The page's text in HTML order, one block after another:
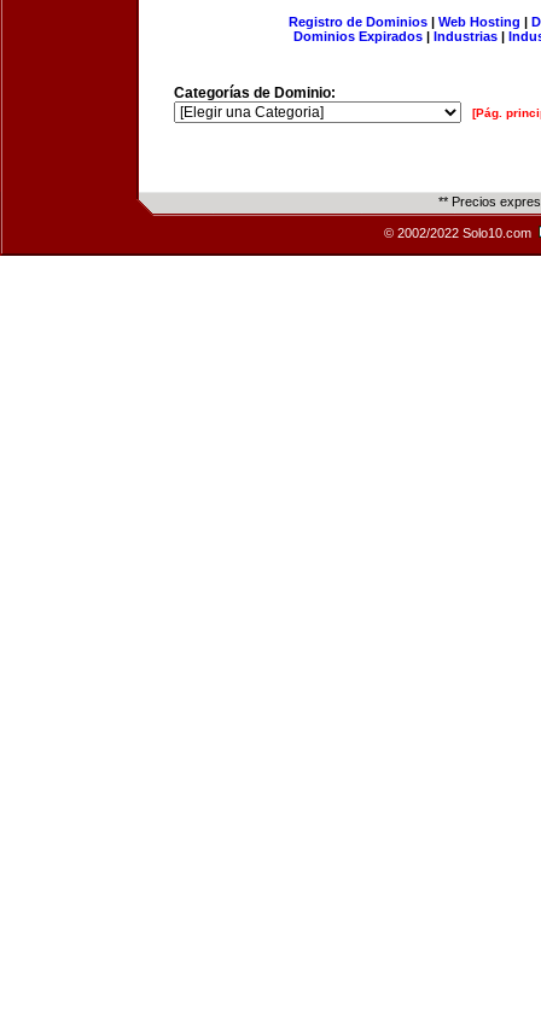
Registro de Dominios| Web Hosting |
Dominios Expirados | Industrias |
Categorías de Dominio:
[Pág.
** Precios
© 2002/2022 Solo10.com